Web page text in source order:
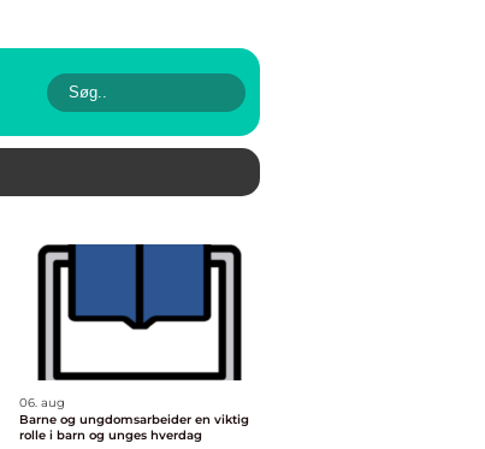
06. aug
Barne og ungdomsarbeider en viktig
rolle i barn og unges hverdag